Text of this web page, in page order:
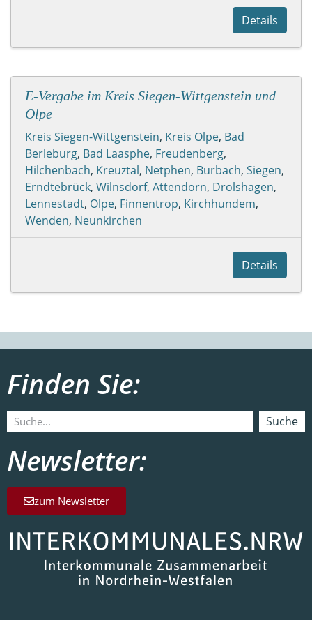
Details
E-Vergabe im Kreis Siegen-Wittgenstein und
Olpe
Kreis Siegen-Wittgenstein, Kreis Olpe, Bad
Berleburg, Bad Laasphe, Freudenberg,
Hilchenbach, Kreuztal, Netphen, Burbach, Siegen,
Erndtebrück, Wilnsdorf, Attendorn, Drolshagen,
Lennestadt, Olpe, Finnentrop, Kirchhundem,
Wenden, Neunkirchen
Details
Finden Sie:
Suche
Newsletter:
zum Newsletter